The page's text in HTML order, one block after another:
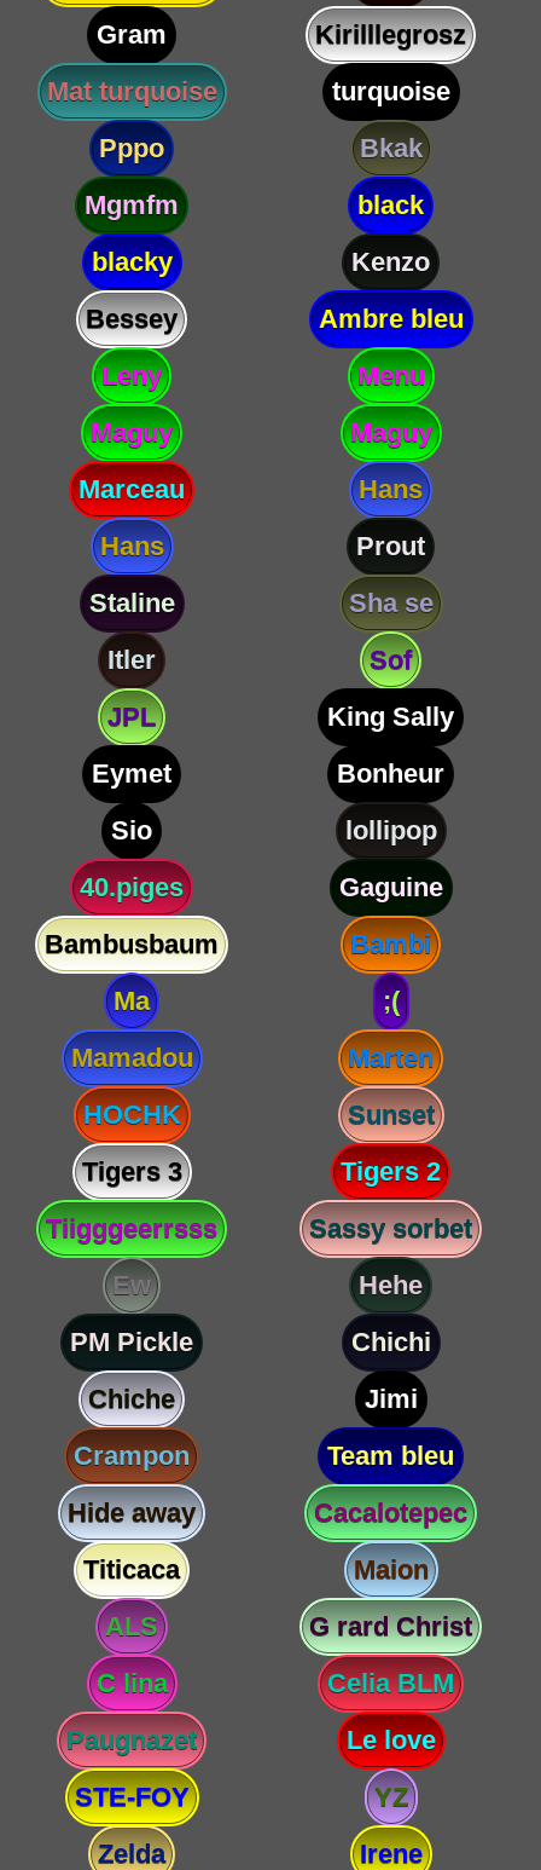
Gram
Kirilllegrosz
Mat turquoise
turquoise
Pppo
Bkak
Mgmfm
black
blacky
Kenzo
Bessey
Ambre bleu
Leny
Menu
Maguy
Maguy
Marceau
Hans
Hans
Prout
Staline
Sha se
Itler
Sof
JPL
King Sally
Eymet
Bonheur
Sio
lollipop
40.piges
Gaguine
Bambusbaum
Bambi
Ma
;(
Mamadou
Marten
HOCHK
Sunset
Tigers 3
Tigers 2
Tiigggeerrsss
Sassy sorbet
Ew
Hehe
PM Pickle
Chichi
Chiche
Jimi
Crampon
Team bleu
Hide away
Cacalotepec
Titicaca
Maion
ALS
G rard Christ
C lina
Celia BLM
Paugnazet
Le love
STE-FOY
YZ
Zelda
Irene